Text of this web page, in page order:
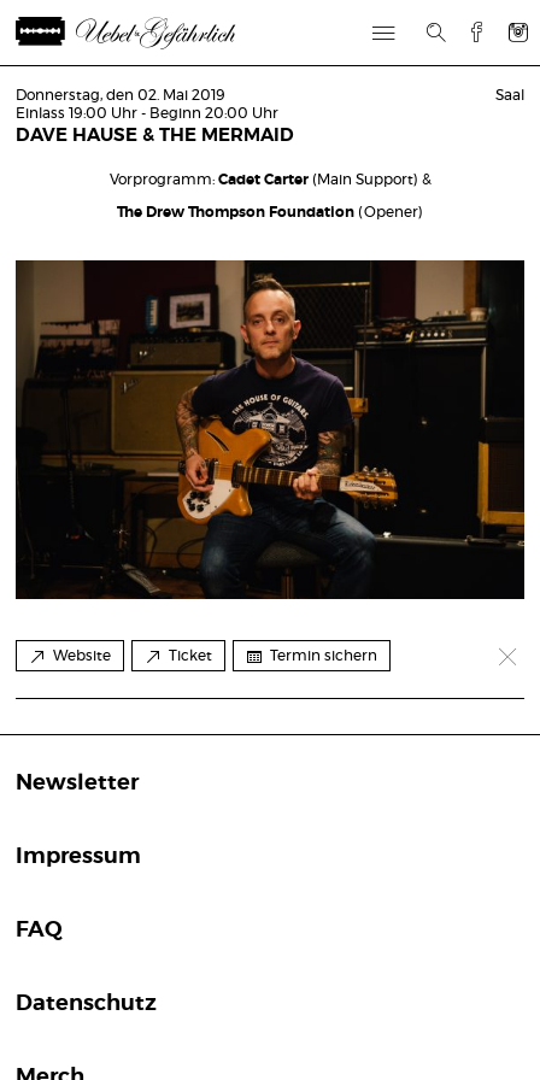
Donnerstag, den 02. Mai 2019
Einlass 19:00 Uhr - Beginn 20:00 Uhr
DAVE HAUSE & THE MERMAID
Saal
Vorprogramm: Cadet Carter(Main Support) &
The Drew Thompson Foundation (Opener)
Website Ticket Termin sichern
Newsletter
Impressum
FAQ
Datenschutz